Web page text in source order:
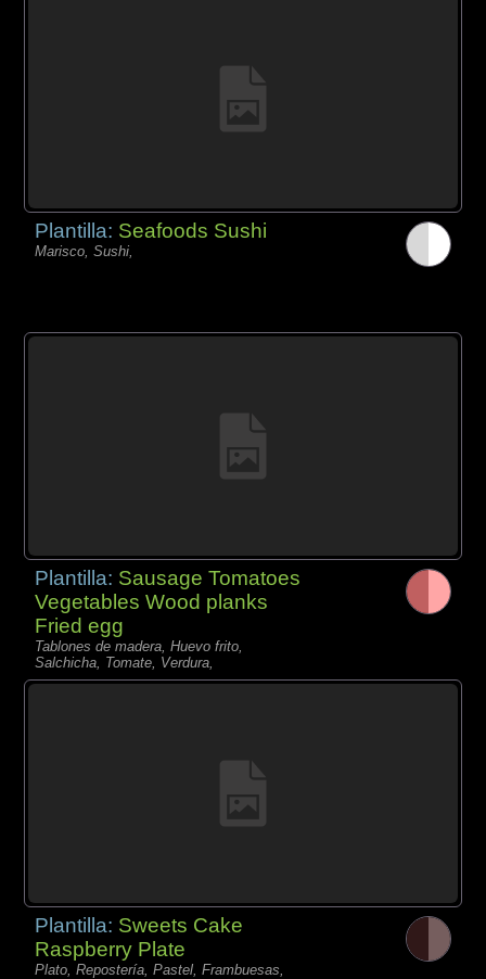
Plantilla: Seafoods Sushi
Marisco, Sushi,
Plantilla: Sausage Tomatoes
Vegetables Wood planks
Fried egg
Tablones de madera, Huevo frito,
Salchicha, Tomate, Verdura,
Plantilla: Sweets Cake
Raspberry Plate
Plato, Repostería, Pastel, Frambuesas,